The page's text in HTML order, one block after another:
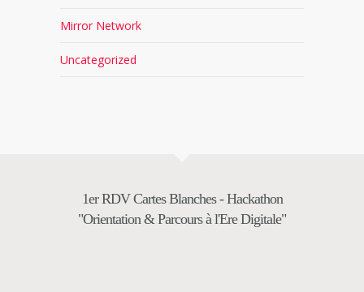
Mirror Network
Uncategorized
1er RDV Cartes Blanches - Hackathon
"Orientation & Parcours à l'Ere Digitale"